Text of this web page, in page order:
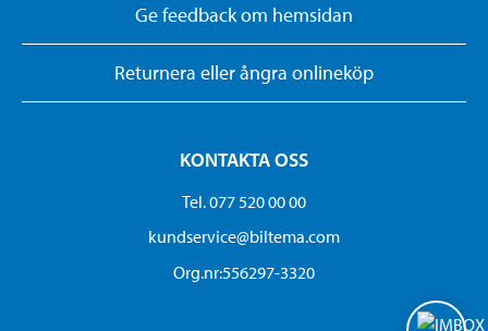
Ge feedback om hemsidan
Returnera eller ångra onlineköp
KONTAKTA OSS
Tel. 077 520 00 00
kundservice@biltema.com
Org.nr:556297-3320